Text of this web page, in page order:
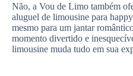
Não, a Vou de Limo também
aluguel de limousine para
mesmo para um jantar
momento divertido e
limousine muda tudo em sua